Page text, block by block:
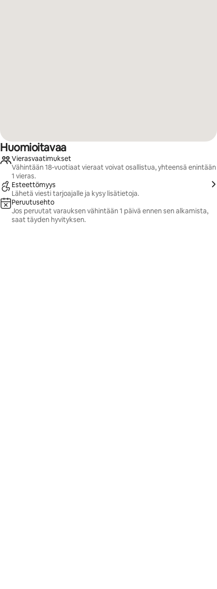
Huomioitavaa
Vierasvaatimukset
Vähintään 18-vuotiaat vieraat voivat osallistua, yhteensä enintään
1 vieras.
Esteettömyys
Lähetä viesti tarjoajalle ja kysy lisätietoja.
Peruutusehto
Jos peruutat varauksen vähintään 1 päivä ennen sen alkamista,
saat täyden hyvityksen.